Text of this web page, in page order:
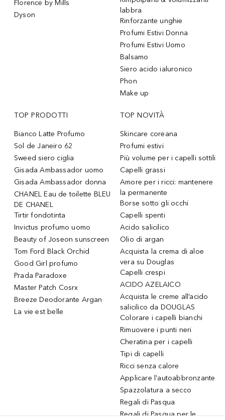
Florence by Mills
Dyson
labbra
Rinforzante unghie
Profumi Estivi Donna
Profumi Estivi Uomo
Balsamo
Siero acido ialuronico
Phon
Make up
TOP PRODOTTI
Bianco Latte Profumo
Sol de Janeiro 62
Sweed siero ciglia
Gisada Ambassador uomo
Gisada Ambassador donna
CHANEL Eau de toilette BLEU
DE CHANEL
Tirtir fondotinta
Invictus profumo uomo
Beauty of Joseon sunscreen
Tom Ford Black Orchid
Good Girl profumo
Prada Paradoxe
Master Patch Cosrx
Breeze Deodorante Argan
La vie est belle
TOP NOVITÀ
Skincare coreana
Profumi estivi
Più volume per i capelli sottili
Capelli grassi
Amore per i ricci: mantenere
la permanente
Borse sotto gli occhi
Capelli spenti
Acido salicilico
Olio di argan
Acquista la crema di aloe
vera su Douglas
Capelli crespi
ACIDO AZELAICO
Acquista le creme all’acido
salicilico da DOUGLAS
Colorare i capelli bianchi
Rimuovere i punti neri
Cheratina per i capelli
Tipi di capelli
Ricci senza calore
Applicare l'autoabbronzante
Spazzolatura a secco
Regali di Pasqua
Regali di Pasqua per le